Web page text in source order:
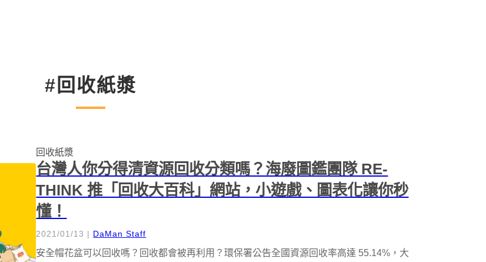
#回收紙漿
回收紙漿
台灣人你分得清資源回收分類嗎？海廢圖鑑團隊 RE-
THINK 推「回收大百科」網站，小遊戲、圖表化讓你秒
懂！
2021/01/13 | DaMan Staff
安全帽花盆可以回收嗎？回收都會被再利用？環保署公告全國資源回收率高達 55.14%，大